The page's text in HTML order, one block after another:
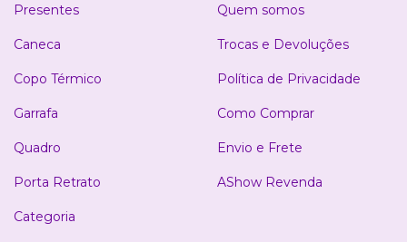
Presentes
Caneca
Copo Térmico
Garrafa
Quadro
Porta Retrato
Categoria
Quem somos
Trocas e Devoluções
Política de Privacidade
Como Comprar
Envio e Frete
AShow Revenda